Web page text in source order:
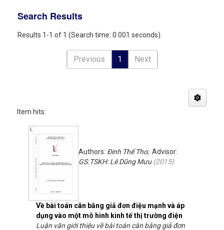
Search Results
Results 1-1 of 1 (Search time: 0.001 seconds).
Previous 1 Next
Item hits:
Về bài toán cân bằng giả đơn điệu mạnh và áp
dụng vào một mô hình kinh tế thị trường điện
Authors: Đinh Thế Tho; Advisor:
GS.TSKH: Lê Dũng Mưu(2015)
Luận văn giới thiệu về bài toán cân bằng giả đơn